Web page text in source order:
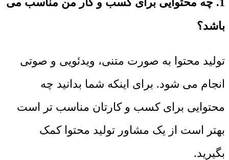
باشد؟
تولید محتوا به صورت متنی، ویدئویی و صوتی
انجام می شود. برای اینکه شما بدانید چه
محتوایی برای کسب و کارتان مناسب تر است
بهتر است از یک مشاور تولید محتوا کمک
بگیرید.